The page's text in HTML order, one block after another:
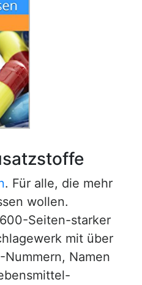
. Für alle, die mehr
wollen.
Seiten-starker
mit über
Namen